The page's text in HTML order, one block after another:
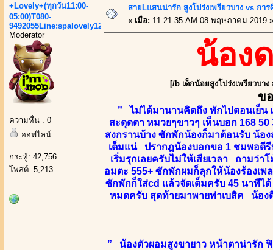
+Lovely+(ทุกวัน11:00-
05:00)T080-
9492055Line:spalovely123
Moderator
ความหื่น : 0
ออฟไลน์
กระทู้: 42,756
โพสต์: 5,213
สายLแสนน่ารัก สูงโปร่งเพรียวบาง vs ก
« เมื่อ: 11:21:35 AM 08 พฤษภาคม 2019 »
น้อง
[/b เด็กน้อยสูงโปร่งเพรียวบ
ข
” ไม่ได้มานานคิดถึง ทักไปตอนเย็น
สะดุดตา หมวยๆขาวๆ เห็นบอก 168
สงกรานบ้าง ซักพักน้องก็มาต้อนรับ น้อ
เต็มแน่ ปรากฎน้องบอกขอ 1 ชมพอดี
เริ่มรุกเลยครับไม่ให้เสียเวลา ถามว่
อมตะ 555+ ซักพักผมก็ลุกให้น้องร้องเ
ซักพักก็ใส่cd แล้วจัดเต็มครับ 45 นาทีไ
หมดครับ สุดท้ายมาพายท่าเบสิค น้อ
” น้องตัวผอมสูงขายาว หน้าตาน่ารัก